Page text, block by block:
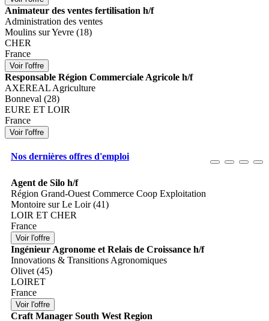
Animateur des ventes fertilisation h/f
Administration des ventes
Moulins sur Yevre (18)
CHER
France
Responsable Région Commerciale Agricole h/f
AXEREAL Agriculture
Bonneval (28)
EURE ET LOIR
France
Nos dernières offres d'emploi
Agent de Silo h/f
Région Grand-Ouest Commerce Coop Exploitation
Montoire sur Le Loir (41)
LOIR ET CHER
France
Ingénieur Agronome et Relais de Croissance h/f
Innovations & Transitions Agronomiques
Olivet (45)
LOIRET
France
Craft Manager South West Region